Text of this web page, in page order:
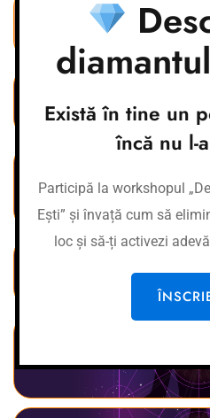
depășești
scapi de traumele din
descoperi care sunt pașii
către
afli cine ești cu adevărat
Există în tine un
încă nu l-
Participă la workshopul
Ești” și învață cum să
loc și să-ți activezi